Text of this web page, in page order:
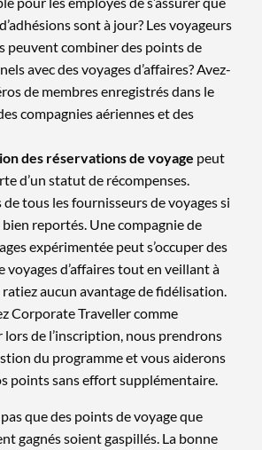
sont à jour? Les voyageurs
peuvent combiner des points de
avec des voyages d’affaires? Avez-
de membres enregistrés dans le
compagnies aériennes et des
des réservations de voyage peut
d’un statut de récompenses.
tous les fournisseurs de voyages si
reportés. Une compagnie de
expérimentée peut s’occuper des
voyages d’affaires tout en veillant à
ratiez aucun avantage de fidélisation.
Corporate Traveller comme
de l’inscription, nous prendrons
du programme et vous aiderons
points sans effort supplémentaire.
que des points de voyage que
gagnés soient gaspillés. La bonne